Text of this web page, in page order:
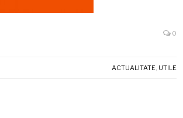
0
ACTUALITATE, UTILE